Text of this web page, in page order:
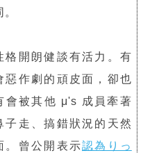
。
格開朗健談有活力。有
惡作劇的頑皮面，卻也
會被其他 μ's 成員牽著
子走、搞錯狀況的天然
。曾公開表示認為りっ